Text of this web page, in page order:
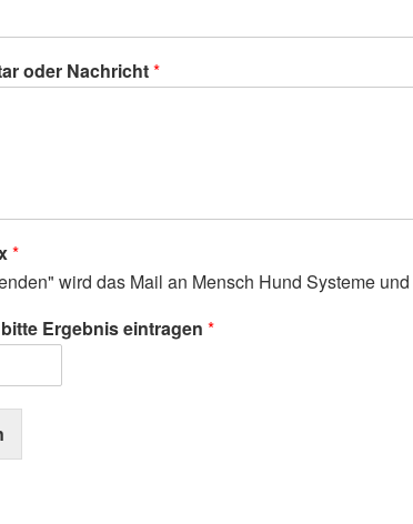
oder Nachricht*
*
wird das Mail an Mensch Hund Systeme
Ergebnis eintragen *